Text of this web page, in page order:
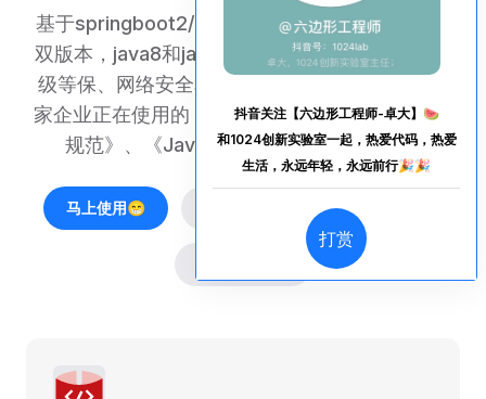
抖音关注【六边形工程师-卓大】🍉
和1024创新实验室一起，热爱代码，热爱
生活，永远年轻，永远前行🎉🎉
打赏
基于springboot2/3+vue3+uniapp，提供js和ts
双版本，java8和java17双版本，国内首个满足三
级等保、网络安全和数据安全要求，并提供千余
家企业正在使用的《高质量代码思想》、《Vue3
规范》、《Java规范》的快速开发平台！
马上使用😁 代码规范💖